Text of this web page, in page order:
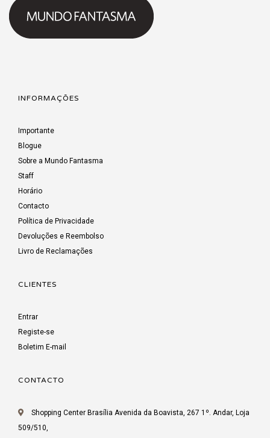
INFORMAÇÕES
Importante
Blogue
Sobre a Mundo Fantasma
Staff
Horário
Contacto
Política de Privacidade
Devoluções e Reembolso
Livro de Reclamações
CLIENTES
Entrar
Registe-se
Boletim E-mail
CONTACTO
Shopping Center Brasília Avenida da Boavista, 267 1º. Andar, Loja
509/510,